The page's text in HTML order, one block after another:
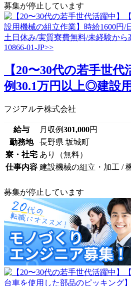
募集が停止しています
【20〜30代の若手世
例30.1万円以上◎建設
フジアルテ株式会社
給与 月収例301,000円
勤務地
長野県 坂城町
寮・社宅 あり（無料）
仕事内容 建設機械の組立・加工 /
募集が停止しています